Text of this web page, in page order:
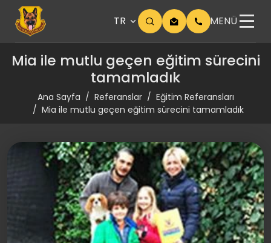
TR MENÜ
Mia ile mutlu geçen eğitim sürecini
tamamladık
Ana Sayfa Referanslar
Eğitim Referansları
Mia ile mutlu geçen eğitim sürecini tamamladık